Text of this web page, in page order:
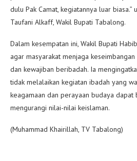
dulu Pak Camat, kegiatannya luar biasa.”
Taufani Alkaff, Wakil Bupati Tabalong.
Dalam kesempatan ini, Wakil Bupati
agar masyarakat menjaga
dan kewajiban beribadah. Ia
tidak melalaikan kegiatan ibadah yang
keagamaan dan perayaan budaya dapat
mengurangi nilai-nilai keislaman.
(Muhammad Khairillah, TV Tabalong)